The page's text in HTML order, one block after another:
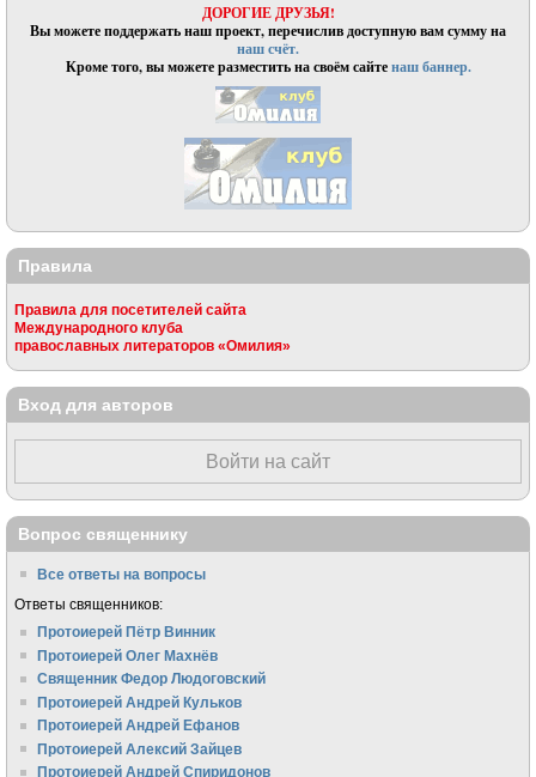
ДОРОГИЕ ДРУЗЬЯ!
Вы можете поддержать наш проект, перечислив доступную вам сумму на
наш счёт.
Кроме того, вы можете разместить на своём сайтенаш баннер.
Правила
Правила для посетителей сайта
Международного клуба
православных литераторов «Омилия»
Вход для авторов
Войти на сайт
Вопрос священнику
Все ответы на вопросы
Ответы священников:
Протоиерей Пётр Винник
Протоиерей Олег Махнёв
Священник Федор Людоговский
Протоиерей Андрей Кульков
Протоиерей Андрей Ефанов
Протоиерей Алексий Зайцев
Протоиерей Андрей Спиридонов